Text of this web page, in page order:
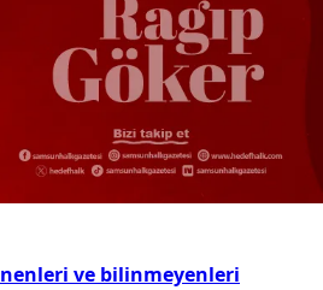
ve bilinmeyenleri